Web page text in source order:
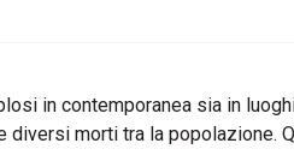
in contemporanea sia in
morti tra la popolazione.